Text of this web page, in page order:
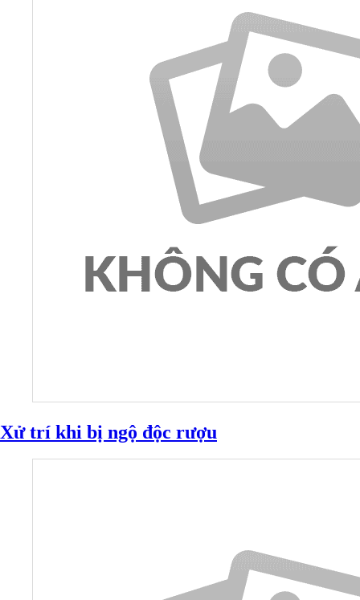
Xử trí khi bị ngộ độc rượu